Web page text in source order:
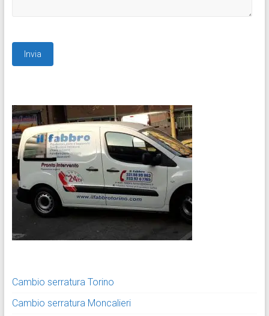
Cambio serratura Torino
Cambio serratura Moncalieri